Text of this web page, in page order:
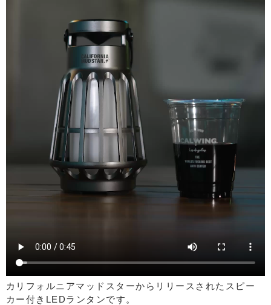
カリフォルニアマッドスターからリリースされたスピー
カー付きLEDランタンです。